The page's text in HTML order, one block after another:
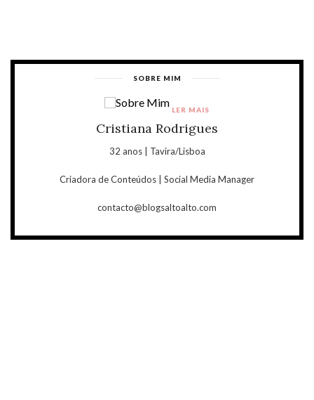
SOBRE MIM
Cristiana Rodrigues
32 anos | Tavira/Lisboa
Criadora de Conteúdos | Social Media Manager
contacto@blogsaltoalto.com
LER MAIS